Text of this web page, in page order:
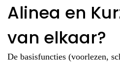
Alinea en
van elkaar?
De basisfuncties (voorlezen,